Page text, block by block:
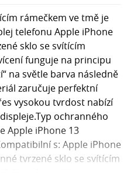
rámečkem ve tmě je
telefonu Apple iPhone
sklo se svítícím
funguje na principu
na světle barva následně
zaručuje perfektní
vysokou tvrdost nabízí
ochranného
Apple iPhone 13
s: Apple iPhone
tvrzené sklo se svítícím